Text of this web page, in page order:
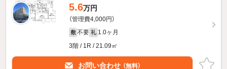
5.6万円
（管理費4,000円）
敷 不要 礼 1.0ヶ月
3階 / 1R / 21.09㎡
お問い合わせ （無料）